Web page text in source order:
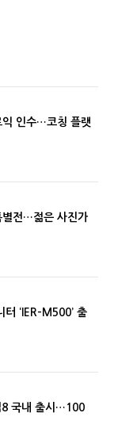
익 인수…코칭 플랫
별전…젊은 사진가
터 ‘IER-M500’ 출
8 국내 출시…100